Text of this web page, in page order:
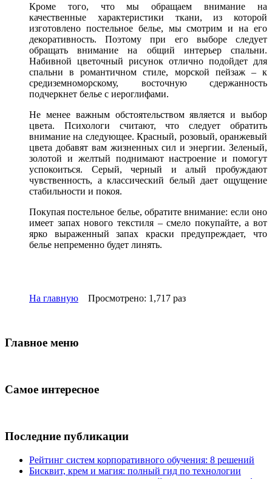
Кроме того, что мы обращаем внимание на
качественные характеристики ткани, из которой
изготовлено постельное белье, мы смотрим и на его
декоративность. Поэтому при его выборе следует
обращать внимание на общий интерьер спальни.
Набивной цветочный рисунок отлично подойдет для
спальни в романтичном стиле, морской пейзаж – к
средиземноморскому, восточную сдержанность
подчеркнет белье с иероглифами.
Не менее важным обстоятельством является и выбор
цвета. Психологи считают, что следует обратить
внимание на следующее. Красный, розовый, оранжевый
цвета добавят вам жизненных сил и энергии. Зеленый,
золотой и желтый поднимают настроение и помогут
успокоиться. Серый, черный и алый пробуждают
чувственность, а классический белый дает ощущение
стабильности и покоя.
Покупая постельное белье, обратите внимание: если оно
имеет запах нового текстиля – смело покупайте, а вот
ярко выраженный запах краски предупреждает, что
белье непременно будет линять.
На главную Просмотрено: 1,717 раз
Главное меню
Самое интересное
Последние публикации
Рейтинг систем корпоративного обучения: 8 решений
Бисквит, крем и магия: полный гид по технологии